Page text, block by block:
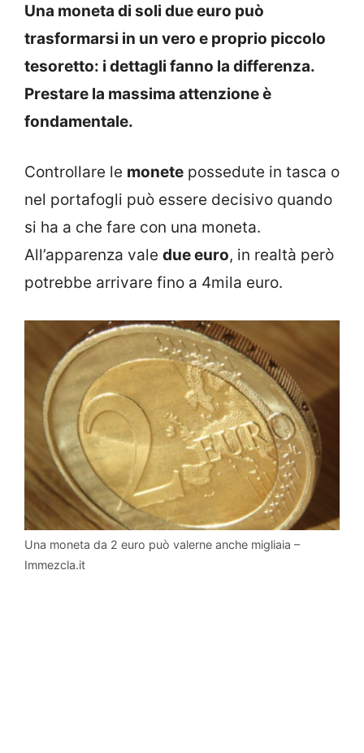
Una moneta di soli due euro può
trasformarsi in un vero e proprio piccolo
tesoretto: i dettagli fanno la differenza.
Prestare la massima attenzione è
fondamentale.
Controllare le monete possedute in tasca o
nel portafogli può essere decisivo quando
si ha a che fare con una moneta.
All’apparenza vale due euro, in realtà però
potrebbe arrivare fino a 4mila euro.
Una moneta da 2 euro può valerne anche migliaia –
Immezcla.it